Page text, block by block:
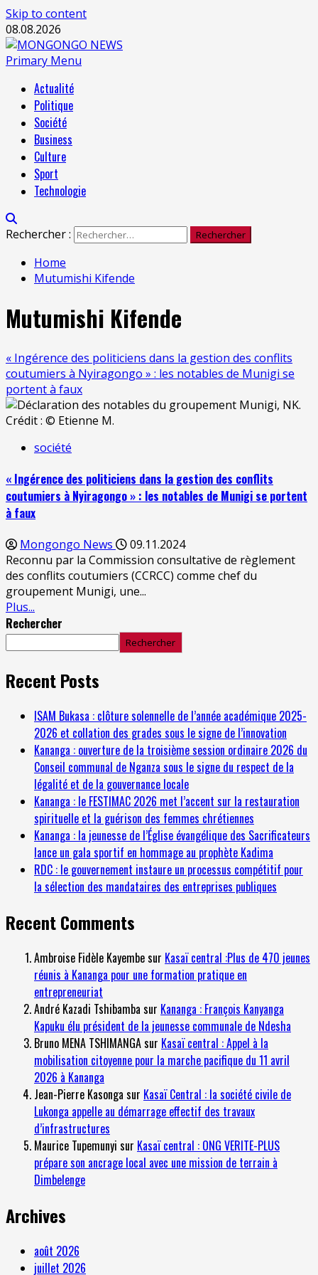
Skip to content
08.08.2026
Primary Menu
Actualité
Politique
Société
Business
Culture
Sport
Technologie
Rechercher :
Home
Mutumishi Kifende
Mutumishi Kifende
« Ingérence des politiciens dans la gestion des conflits
coutumiers à Nyiragongo » : les notables de Munigi se
portent à faux
société
« Ingérence des politiciens dans la gestion des conflits
coutumiers à Nyiragongo » : les notables de Munigi se portent
à faux
Mongongo News
09.11.2024
Reconnu par la Commission consultative de règlement
des conflits coutumiers (CCRCC) comme chef du
groupement Munigi, une...
Plus...
Rechercher
Rechercher
Recent Posts
ISAM Bukasa : clôture solennelle de l’année académique 2025-
2026 et collation des grades sous le signe de l’innovation
Kananga : ouverture de la troisième session ordinaire 2026 du
Conseil communal de Nganza sous le signe du respect de la
légalité et de la gouvernance locale
Kananga : le FESTIMAC 2026 met l’accent sur la restauration
spirituelle et la guérison des femmes chrétiennes
Kananga : la jeunesse de l’Église évangélique des Sacrificateurs
lance un gala sportif en hommage au prophète Kadima
RDC : le gouvernement instaure un processus compétitif pour
la sélection des mandataires des entreprises publiques
Recent Comments
Ambroise Fidèle Kayembesur Kasaï central :Plus de 470 jeunes
réunis à Kananga pour une formation pratique en
entrepreneuriat
André Kazadi Tshibamba sur Kananga : François Kanyanga
Kapuku élu président de la jeunesse communale de Ndesha
Bruno MENA TSHIMANGAsur Kasaï central : Appel à la
mobilisation citoyenne pour la marche pacifique du 11 avril
2026 à Kananga
Jean-Pierre Kasonga sur Kasaï Central : la société civile de
Lukonga appelle au démarrage effectif des travaux
d’infrastructures
Maurice Tupemunyi sur Kasaï central : ONG VERITE-PLUS
prépare son ancrage local avec une mission de terrain à
Dimbelenge
Archives
août 2026
juillet 2026